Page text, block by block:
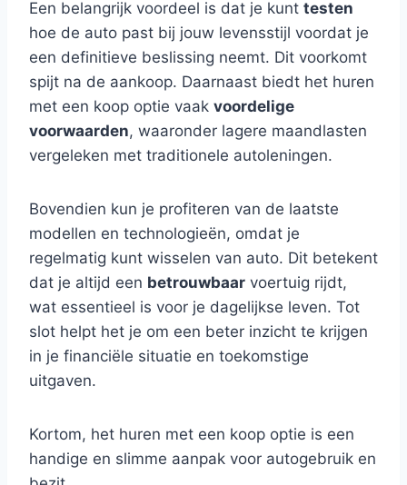
Een belangrijk voordeel is dat je kunt testen
hoe de auto past bij jouw levensstijl voordat je
een definitieve beslissing neemt. Dit voorkomt
spijt na de aankoop. Daarnaast biedt het huren
met een koop optie vaak voordelige
voorwaarden, waaronder lagere maandlasten
vergeleken met traditionele autoleningen.
Bovendien kun je profiteren van de laatste
modellen en technologieën, omdat je
regelmatig kunt wisselen van auto. Dit betekent
dat je altijd een betrouwbaar voertuig rijdt,
wat essentieel is voor je dagelijkse leven. Tot
slot helpt het je om een beter inzicht te krijgen
in je financiële situatie en toekomstige
uitgaven.
Kortom, het huren met een koop optie is een
handige en slimme aanpak voor autogebruik en